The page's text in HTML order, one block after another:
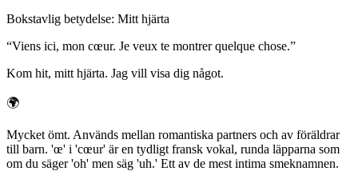
Bokstavlig betydelse: Mitt hjärta
“Viens ici, mon cœur. Je veux te montrer quelque chose.”
Kom hit, mitt hjärta. Jag vill visa dig något.
🌍
Mycket ömt. Används mellan romantiska partners och av föräldrar
till barn. 'œ' i 'cœur' är en tydligt fransk vokal, runda läpparna som
om du säger 'oh' men säg 'uh.' Ett av de mest intima smeknamnen.